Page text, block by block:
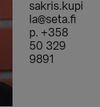
sakris.kupi
la@seta.fi
p. +358
50 329
9891